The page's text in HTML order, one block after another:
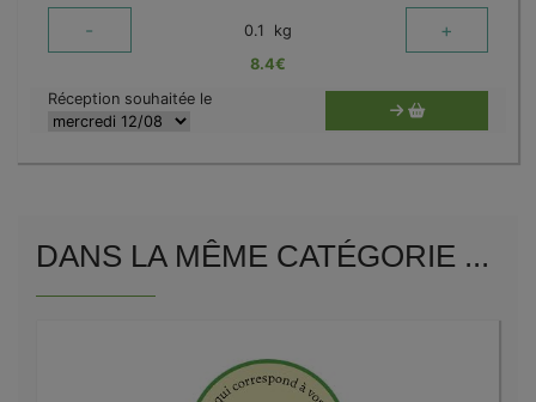
- 0.1 kg +
8.4€
Réception souhaitée le
DANS LA MÊME CATÉGORIE ...